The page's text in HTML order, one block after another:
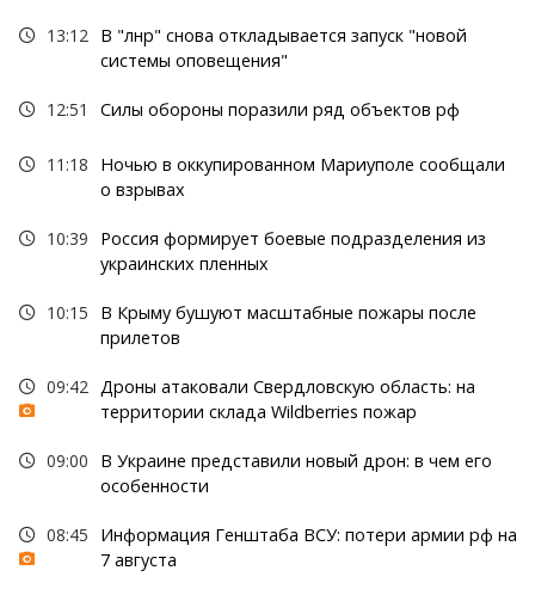
13:12 В "лнр" снова откладывается запуск "новой
системы оповещения"
12:51 Силы обороны поразили ряд объектов рф
11:18
Ночью в оккупированном Мариуполе сообщали
о взрывах
10:39
Россия формирует боевые подразделения из
украинских пленных
10:15
В Крыму бушуют масштабные пожары после
прилетов
09:42 Дроны атаковали Свердловскую область: на
территории склада Wildberries пожар
09:00
В Украине представили новый дрон: в чем его
особенности
08:45
Информация Генштаба ВСУ: потери армии рф на
7 августа